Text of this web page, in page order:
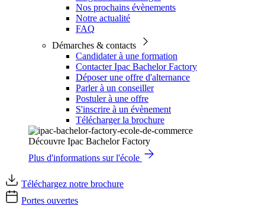
Nos prochains évènements
Notre actualité
FAQ
Démarches & contacts
Candidater à une formation
Contacter Ipac Bachelor Factory
Déposer une offre d'alternance
Parler à un conseiller
Postuler à une offre
S'inscrire à un évènement
Télécharger la brochure
Découvre Ipac Bachelor Factory
Plus d'informations sur l'école
Téléchargez notre brochure
Portes ouvertes